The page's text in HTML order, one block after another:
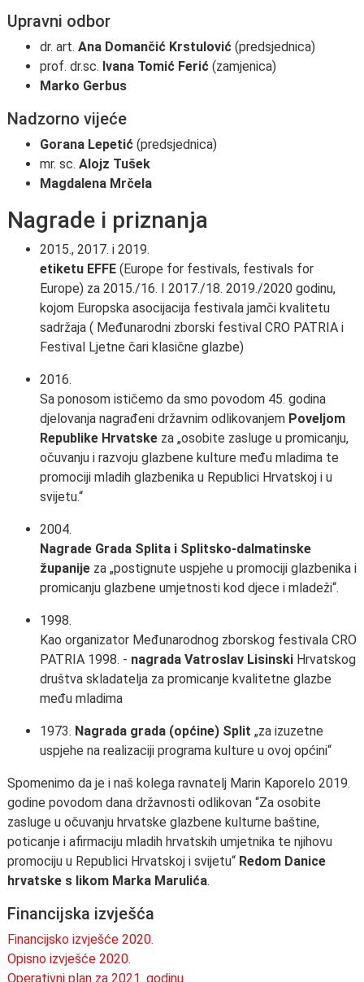
Upravni odbor
dr. art. Ana Domančić Krstulović (predsjednica)
prof. dr.sc. Ivana Tomić Ferić (zamjenica)
Marko Gerbus
Nadzorno vijeće
Gorana Lepetić (predsjednica)
mr. sc. Alojz Tušek
Magdalena Mrčela
Nagrade i priznanja
2015., 2017. i 2019.
etiketu EFFE (Europe for festivals, festivals for
Europe) za 2015./16. I 2017./18. 2019./2020 godinu,
kojom Europska asocijacija festivala jamči kvalitetu
sadržaja ( Međunarodni zborski festival CRO PATRIA i
Festival Ljetne čari klasične glazbe)
2016.
Sa ponosom ističemo da smo povodom 45. godina
djelovanja nagrađeni državnim odlikovanjem Poveljom
Republike Hrvatske za „osobite zasluge u promicanju,
očuvanju i razvoju glazbene kulture među mladima te
promociji mladih glazbenika u Republici Hrvatskoj i u
svijetu.“
2004.
Nagrade Grada Splita i Splitsko-dalmatinske
županije za „postignute uspjehe u promociji glazbenika i
promicanju glazbene umjetnosti kod djece i mladeži“.
1998.
Kao organizator Međunarodnog zborskog festivala CRO
PATRIA 1998. - nagrada Vatroslav Lisinski Hrvatskog
društva skladatelja za promicanje kvalitetne glazbe
među mladima
1973. Nagrada grada (općine) Split „za izuzetne
uspjehe na realizaciji programa kulture u ovoj općini“
Spomenimo da je i naš kolega ravnatelj Marin Kaporelo 2019.
godine povodom dana državnosti odlikovan “Za osobite
zasluge u očuvanju hrvatske glazbene kulturne baštine,
poticanje i afirmaciju mladih hrvatskih umjetnika te njihovu
promociju u Republici Hrvatskoj i svijetu“ Redom Danice
hrvatske s likom Marka Marulića.
Financijska izvješća
Financijsko izvješće 2020.
Opisno izvješće 2020.
Operativni plan za 2021. godinu